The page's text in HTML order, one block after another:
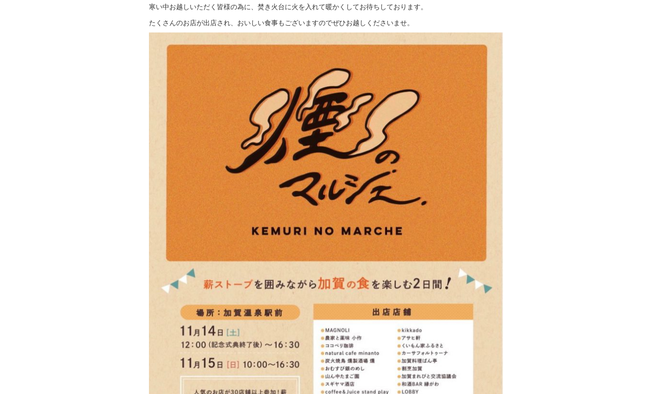
寒い中お越しいただく皆様の為に、焚き火台に火を入れて暖かくしてお待ちしております。
たくさんのお店が出店され、おいしい食事もございますのでぜひお越しくださいませ。